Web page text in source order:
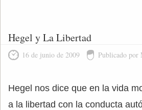
Hegel y La Libertad
16 de junio de 2009 Publicado por
Hegel nos dice que en la vida
a la libertad con la conducta